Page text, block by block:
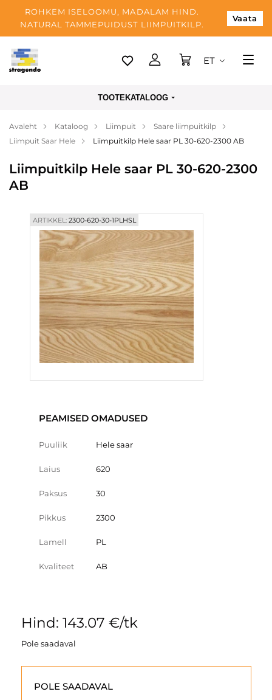
ROHKEM ISELOOMU, MADALAM HIND.
NATURAL TAMMEPUIDUST LIIMPUITKILP.
Vaata
Tallinn
Makse
Blogi
ET
TOOTEKATALOOG
Avaleht Kataloog Liimpuit
Saare liimpuitkilp
Liimpuit Saar Hele
Liimpuitkilp Hele saar PL 30-620-2300 AB
Liimpuitkilp Hele saar PL 30-620-2300
AB
ARTIKKEL:2300-620-30-1PLHSL
PEAMISED OMADUSED
Puuliik Hele saar
Laius 620
Paksus 30
Pikkus 2300
Lamell PL
Kvaliteet AB
Hind: 143.07 €/tk
Pole saadaval
POLE SAADAVAL